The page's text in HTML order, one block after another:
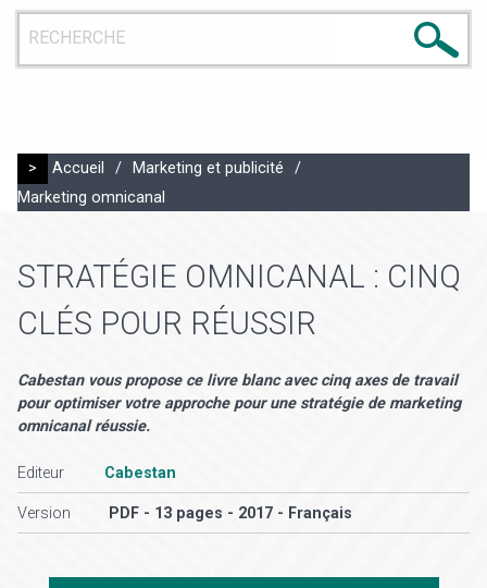
> Accueil / Marketing et publicité
/
Marketing omnicanal
STRATÉGIE OMNICANAL : CINQ
CLÉS POUR RÉUSSIR
Cabestan vous propose ce livre blanc avec cinq axes de travail
pour optimiser votre approche pour une stratégie de marketing
omnicanal réussie.
Editeur Cabestan
Version PDF - 13 pages - 2017 - Français